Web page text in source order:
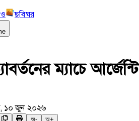
ছবিঘর
ম্যাচে
১০ জুন ২০২৬
অ- অ+